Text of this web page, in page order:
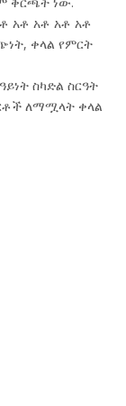
አቶ አቶ አቶ አቶ
ቀላል የምርት
ስካድል ስርዓት
ለማሟላት ቀላል